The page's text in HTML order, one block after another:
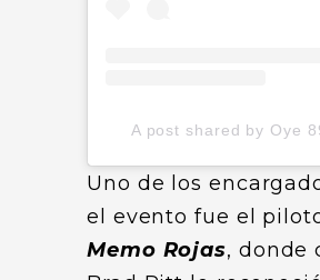
A post shared by Oye
Uno de los
el evento fue el
Memo Rojas, donde